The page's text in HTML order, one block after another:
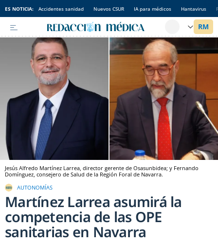
ES NOTICIA: Accidentes sanidad Nuevos CSUR IA para médicos Hantavirus
Jesús Alfredo Martínez Larrea, director gerente de Osasunbidea; y Fernando
Domínguez, consejero de Salud de la Región Foral de Navarra.
AUTONOMÍAS
Martínez Larrea asumirá la
competencia de las OPE
sanitarias en Navarra